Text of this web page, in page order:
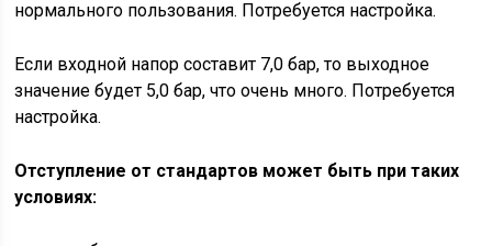
нормального пользования. Потребуется настройка.
Если входной напор составит 7,0 бар, то выходное
значение будет 5,0 бар, что очень много. Потребуется
настройка.
Отступление от стандартов может быть при таких
условиях: